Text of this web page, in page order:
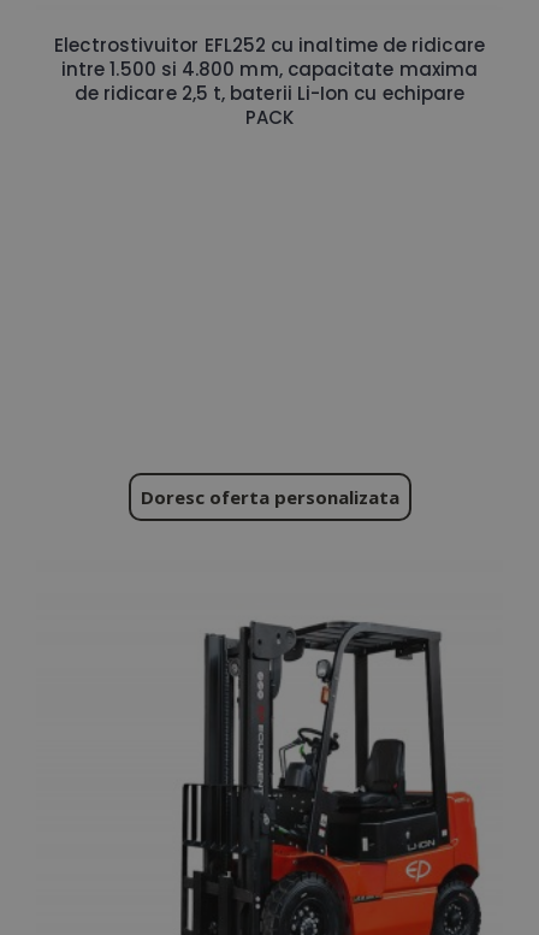
Electrostivuitor EFL252 cu inaltime de ridicare
intre 1.500 si 4.800 mm, capacitate maxima
de ridicare 2,5 t, baterii Li-Ion cu echipare
PACK
Doresc oferta personalizata